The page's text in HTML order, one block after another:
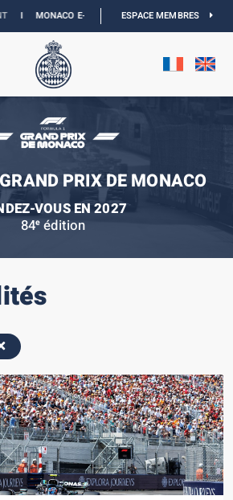
MONACO E-PRIX 2027 :NOUVELLES DATES I
ESPACE MEMBRES
PRIX DE MONACO
VOUS EN 2027
84e édition